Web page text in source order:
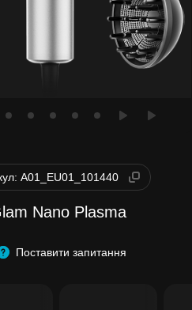
A01_EU01_101440
Nano Plasma
Поставити запитання